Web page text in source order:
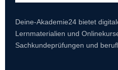
Deine-Akademie24 bietet
Lernmaterialien und
Sachkundeprüfungen und